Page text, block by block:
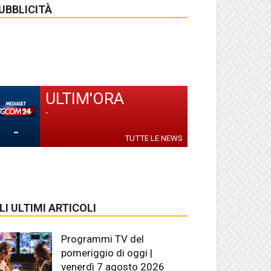
-
ULTIM'ORA
-
TUTTE LE NEWS
ULTIMI ARTICOLI
Programmi TV del
pomeriggio di oggi |
venerdì 7 agosto 2026